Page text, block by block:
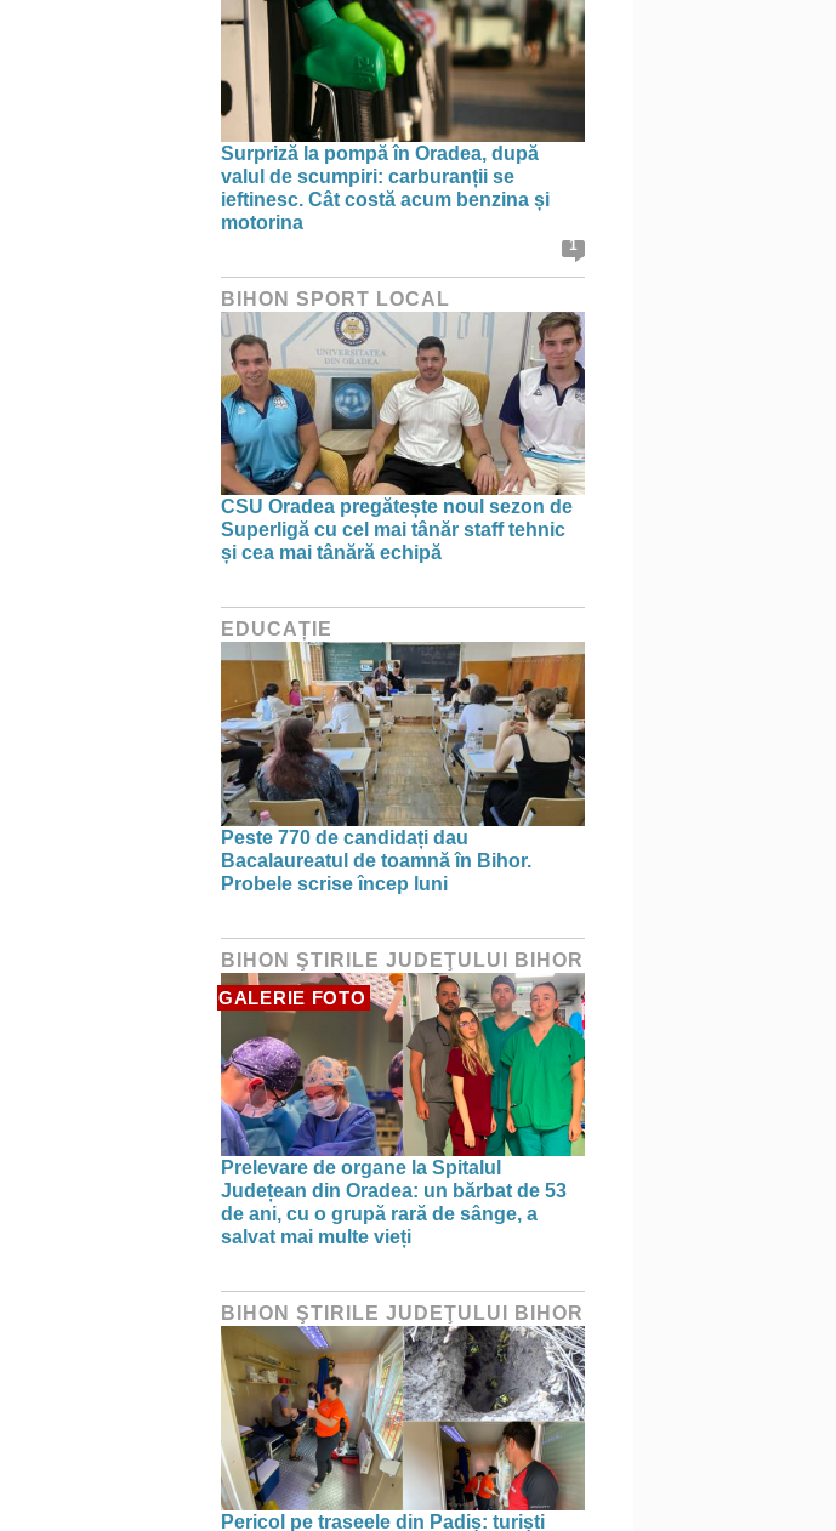
Surpriză la pompă în Oradea, după
valul de scumpiri: carburanții se
ieftinesc. Cât costă acum benzina și
motorina
1
BIHON SPORT LOCAL
CSU Oradea pregătește noul sezon de
Superligă cu cel mai tânăr staff tehnic
și cea mai tânără echipă
EDUCAȚIE
Peste 770 de candidați dau
Bacalaureatul de toamnă în Bihor.
Probele scrise încep luni
BIHON ŞTIRILE JUDEŢULUI BIHOR
GALERIE FOTO
Prelevare de organe la Spitalul
Județean din Oradea: un bărbat de 53
de ani, cu o grupă rară de sânge, a
salvat mai multe vieți
BIHON ŞTIRILE JUDEŢULUI BIHOR
Pericol pe traseele din Padiș: turiști